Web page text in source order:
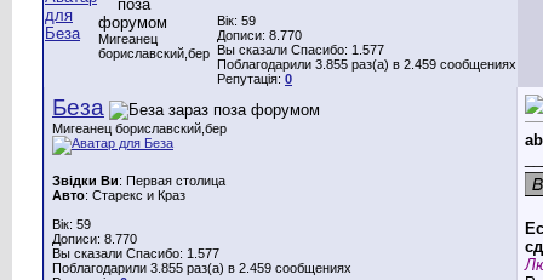
Мигеанец
бориславский,бер
Вік: 59
Дописи: 8.770
Вы сказали Спасибо: 1.577
Поблагодарили 3.855 раз(а) в 2.459 сообщениях
Репутація: 0
Беза
Мигеанец бориславский,бер
Звідки Ви: Первая столица
Авто: Старекс и Краз
Вік: 59
Дописи: 8.770
Вы сказали Спасибо: 1.577
Поблагодарили 3.855 раз(а) в 2.459 сообщениях